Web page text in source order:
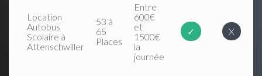
Location
Autobus
Scolaire à
Attenschwiller
53 à
65
Places
Entre
600€
et
1500€
la
journée
✓ X